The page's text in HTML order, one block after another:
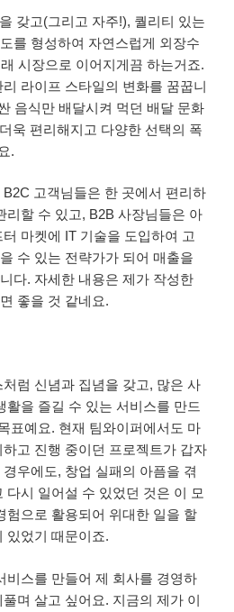
갖고(그리고 자주!), 퀄리티 있는
를 형성하여 자연스럽게 외장수
시장으로 이어지게끔 하는거죠.
라이프 스타일의 변화를 꿈꿉니
음식만 배달시켜 먹던 배달 문화
욱 편리해지고 다양한 선택의 폭
.
고객님들은 한 곳에서 편리하
리할 수 있고, B2B 사장님들은 아
마켓에 IT 기술을 도입하여 고
수 있는 전략가가 되어 매출을
다. 자세한 내용은 제가 작성한
좋을 것 같네요.
럼 신념과 집념을 갖고, 많은 사
활을 즐길 수 있는 서비스를 만드
표예요. 현재 팀와이퍼에서도 마
고 진행 중이던 프로젝트가 갑자
우에도, 창업 실패의 아픔을 겪
다시 일어설 수 있었던 것은 이 모
험으로 활용되어 위대한 일을 할
있었기 때문이죠.
비스를 만들어 제 회사를 경영하
며 살고 싶어요. 지금의 제가 이